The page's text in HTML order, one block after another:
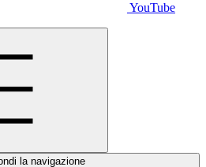
YouTube
la navigazione